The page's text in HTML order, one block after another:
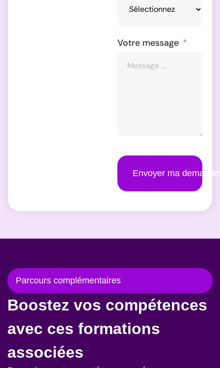
Votre message
Envoyer ma demande
Parcours complémentaires
Boostez vos compétences
avec ces formations
associées